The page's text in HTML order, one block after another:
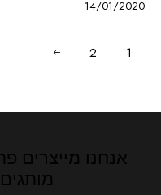
14/01/2020
1
2
אנחנו מייצרים